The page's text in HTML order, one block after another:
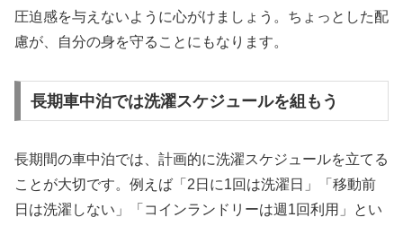
圧迫感を与えないように心がけましょう。ちょっとした配
慮が、自分の身を守ることにもなります。
長期車中泊では洗濯スケジュールを組もう
長期間の車中泊では、計画的に洗濯スケジュールを立てる
ことが大切です。例えば「2日に1回は洗濯日」「移動前
日は洗濯しない」「コインランドリーは週1回利用」とい